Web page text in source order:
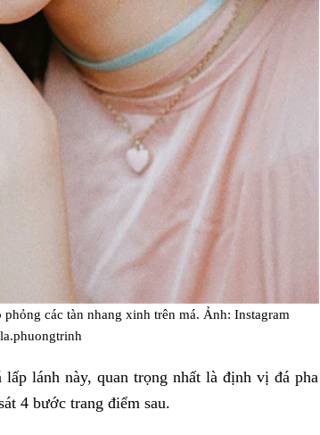
các tàn nhang xinh trên má. Ảnh: Instagram
lánh này, quan trọng nhất là định vị đá pha
4 bước trang điểm sau.